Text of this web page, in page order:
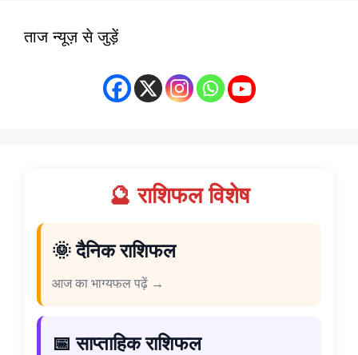
ताज न्यूज़ से जुड़ें
🔮 राशिफल विशेष
🌞 दैनिक राशिफल
आज का भाग्यफल पढ़ें →
📅 साप्ताहिक राशिफल